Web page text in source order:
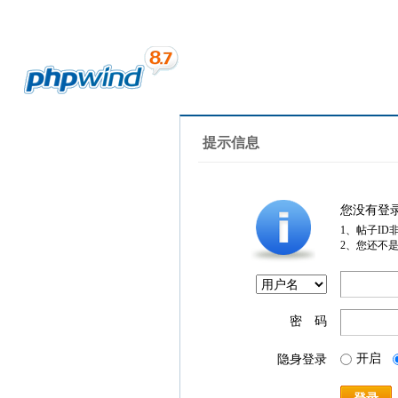
提示信息
您没有登
1、帖子ID
2、您还不
密 码
隐身登录 开启